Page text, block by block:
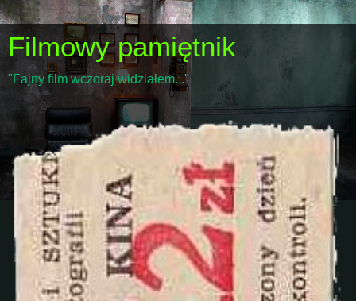
Filmowy pamiętnik
"Fajny film wczoraj widziałem..."